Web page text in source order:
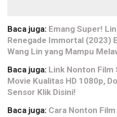
Baca juga: Emang Super!
Renegade Immortal (2023)
Wang Lin yang Mampu
Baca juga: Link Nonton Film
Movie Kualitas HD 1080p,
Sensor Klik Disini!
Baca juga: Cara Nonton